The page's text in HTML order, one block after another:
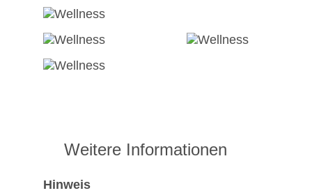
Weitere Informationen
Hinweis